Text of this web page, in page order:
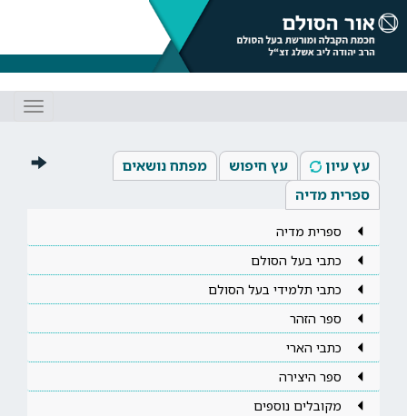
עץ עיון עץ חיפוש
מפתח נושאים
ספרית מדיה
ספרית מדיה
כתבי בעל הסולם
כתבי תלמידי בעל הסולם
ספר הזהר
כתבי הארי
ספר היצירה
מקובלים נוספים